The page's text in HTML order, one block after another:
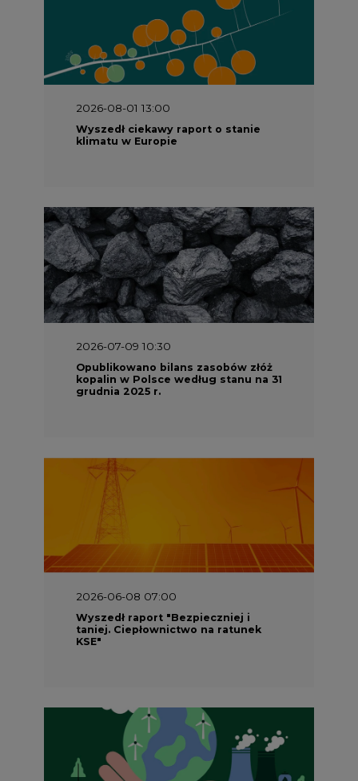
2026-08-01 13:00
Wyszedł ciekawy raport o stanie
klimatu w Europie
2026-07-09 10:30
Opublikowano bilans zasobów złóż
kopalin w Polsce według stanu na 31
grudnia 2025 r.
2026-06-08 07:00
Wyszedł raport "Bezpieczniej i
taniej. Ciepłownictwo na ratunek
KSE"